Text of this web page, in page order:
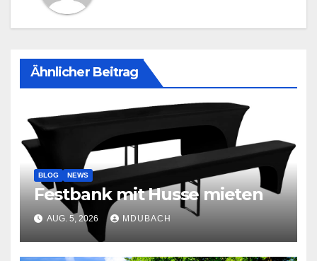
Ähnlicher Beitrag
BLOG NEWS
Festbank mit Husse mieten
AUG. 5, 2026 MDUBACH